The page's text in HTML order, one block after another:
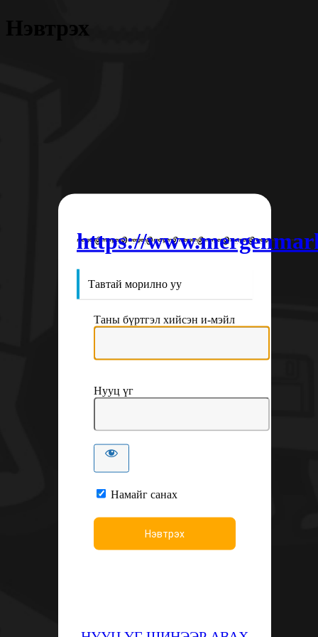
Нэвтрэх
https://
Тавтай морилно уу
Таны бүртгэл хийсэн и-мэйл
Нууц үг
Намайг санах